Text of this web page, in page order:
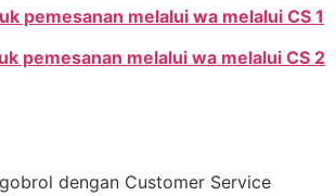
pemesanan melalui wa melalui CS 1
pemesanan melalui wa melalui CS 2
dengan Customer Service